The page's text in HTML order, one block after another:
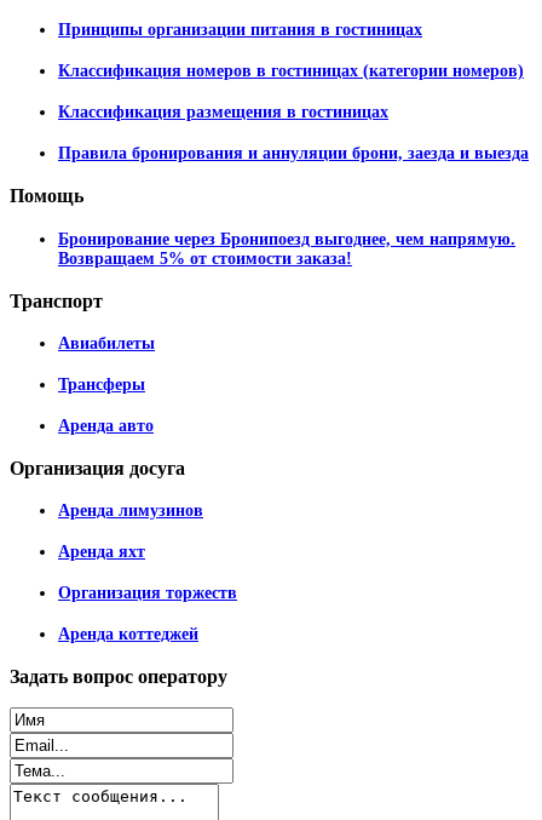
Принципы организации питания в гостиницах
Классификация номеров в гостиницах (категории номеров)
Классификация размещения в гостиницах
Правила бронирования и аннуляции брони, заезда и выезда
Помощь
Бронирование через Бронипоезд выгоднее, чем напрямую.
Возвращаем 5% от стоимости заказа!
Транспорт
Авиабилеты
Трансферы
Аренда авто
Организация досуга
Аренда лимузинов
Аренда яхт
Организация торжеств
Аренда коттеджей
Задать вопрос оператору